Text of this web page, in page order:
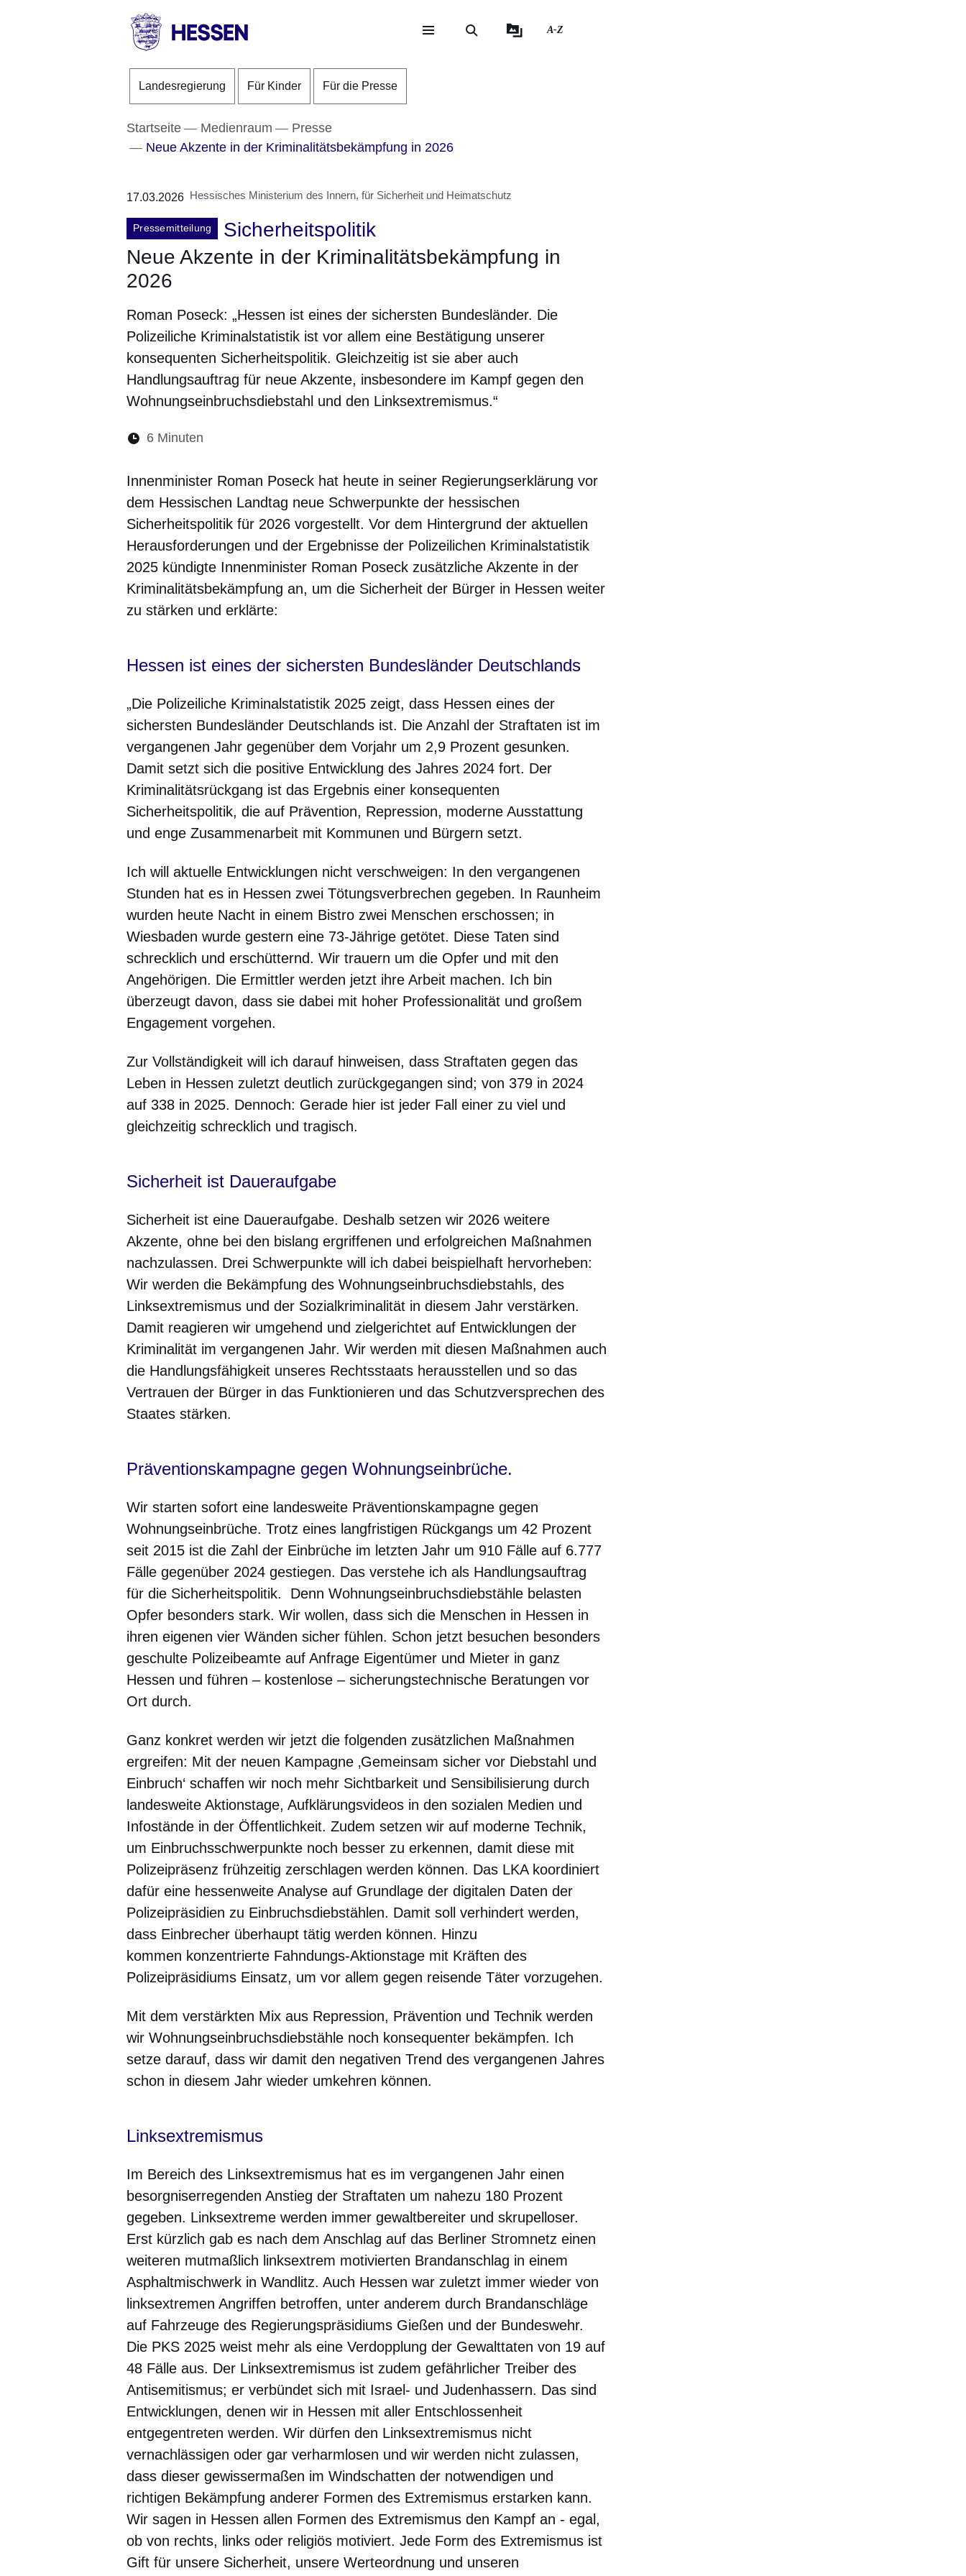
Direkt zum Kopf der Seite
Direkt zum Inhalt
Direkt zum Fuß der Seite
Landesregierung
A-Z
Landesregierung Für Kinder Für die Presse
Startseite Medienraum
Presse
Neue Akzente in der Kriminalitätsbekämpfung in 2026
17.03.2026 Hessisches Ministerium des Innern, für Sicherheit und Heimatschutz
Pressemitteilung
Sicherheitspolitik
Neue Akzente in der Kriminalitätsbekämpfung in
2026
Roman Poseck: „Hessen ist eines der sichersten Bundesländer. Die
Polizeiliche Kriminalstatistik ist vor allem eine Bestätigung unserer
konsequenten Sicherheitspolitik. Gleichzeitig ist sie aber auch
Handlungsauftrag für neue Akzente, insbesondere im Kampf gegen den
Wohnungseinbruchsdiebstahl und den Linksextremismus.“
Lesedauer:
6 Minuten
Innenminister Roman Poseck hat heute in seiner Regierungserklärung vor
dem Hessischen Landtag neue Schwerpunkte der hessischen
Sicherheitspolitik für 2026 vorgestellt. Vor dem Hintergrund der aktuellen
Herausforderungen und der Ergebnisse der Polizeilichen Kriminalstatistik
2025 kündigte Innenminister Roman Poseck zusätzliche Akzente in der
Kriminalitätsbekämpfung an, um die Sicherheit der Bürger in Hessen weiter
zu stärken und erklärte:
Hessen ist eines der sichersten Bundesländer Deutschlands
„Die Polizeiliche Kriminalstatistik 2025 zeigt, dass Hessen eines der
sichersten Bundesländer Deutschlands ist. Die Anzahl der Straftaten ist im
vergangenen Jahr gegenüber dem Vorjahr um 2,9 Prozent gesunken.
Damit setzt sich die positive Entwicklung des Jahres 2024 fort. Der
Kriminalitätsrückgang ist das Ergebnis einer konsequenten
Sicherheitspolitik, die auf Prävention, Repression, moderne Ausstattung
und enge Zusammenarbeit mit Kommunen und Bürgern setzt.
Ich will aktuelle Entwicklungen nicht verschweigen: In den vergangenen
Stunden hat es in Hessen zwei Tötungsverbrechen gegeben. In Raunheim
wurden heute Nacht in einem Bistro zwei Menschen erschossen; in
Wiesbaden wurde gestern eine 73-Jährige getötet. Diese Taten sind
schrecklich und erschütternd. Wir trauern um die Opfer und mit den
Angehörigen. Die Ermittler werden jetzt ihre Arbeit machen. Ich bin
überzeugt davon, dass sie dabei mit hoher Professionalität und großem
Engagement vorgehen.
Zur Vollständigkeit will ich darauf hinweisen, dass Straftaten gegen das
Leben in Hessen zuletzt deutlich zurückgegangen sind; von 379 in 2024
auf 338 in 2025. Dennoch: Gerade hier ist jeder Fall einer zu viel und
gleichzeitig schrecklich und tragisch.
Sicherheit ist Daueraufgabe
Sicherheit ist eine Daueraufgabe. Deshalb setzen wir 2026 weitere
Akzente, ohne bei den bislang ergriffenen und erfolgreichen Maßnahmen
nachzulassen. Drei Schwerpunkte will ich dabei beispielhaft hervorheben:
Wir werden die Bekämpfung des Wohnungseinbruchsdiebstahls, des
Linksextremismus und der Sozialkriminalität in diesem Jahr verstärken.
Damit reagieren wir umgehend und zielgerichtet auf Entwicklungen der
Kriminalität im vergangenen Jahr. Wir werden mit diesen Maßnahmen auch
die Handlungsfähigkeit unseres Rechtsstaats herausstellen und so das
Vertrauen der Bürger in das Funktionieren und das Schutzversprechen des
Staates stärken.
Präventionskampagne gegen Wohnungseinbrüche.
Wir starten sofort eine landesweite Präventionskampagne gegen
Wohnungseinbrüche. Trotz eines langfristigen Rückgangs um 42 Prozent
seit 2015 ist die Zahl der Einbrüche im letzten Jahr um 910 Fälle auf 6.777
Fälle gegenüber 2024 gestiegen. Das verstehe ich als Handlungsauftrag
für die Sicherheitspolitik. Denn Wohnungseinbruchsdiebstähle belasten
Opfer besonders stark. Wir wollen, dass sich die Menschen in Hessen in
ihren eigenen vier Wänden sicher fühlen. Schon jetzt besuchen besonders
geschulte Polizeibeamte auf Anfrage Eigentümer und Mieter in ganz
Hessen und führen – kostenlose – sicherungstechnische Beratungen vor
Ort durch.
Ganz konkret werden wir jetzt die folgenden zusätzlichen Maßnahmen
ergreifen: Mit der neuen Kampagne ‚Gemeinsam sicher vor Diebstahl und
Einbruch‘ schaffen wir noch mehr Sichtbarkeit und Sensibilisierung durch
landesweite Aktionstage, Aufklärungsvideos in den sozialen Medien und
Infostände in der Öffentlichkeit. Zudem setzen wir auf moderne Technik,
um Einbruchsschwerpunkte noch besser zu erkennen, damit diese mit
Polizeipräsenz frühzeitig zerschlagen werden können. Das LKA koordiniert
dafür eine hessenweite Analyse auf Grundlage der digitalen Daten der
Polizeipräsidien zu Einbruchsdiebstählen. Damit soll verhindert werden,
dass Einbrecher überhaupt tätig werden können. Hinzu
kommen konzentrierte Fahndungs-Aktionstage mit Kräften des
Polizeipräsidiums Einsatz, um vor allem gegen reisende Täter vorzugehen.
Mit dem verstärkten Mix aus Repression, Prävention und Technik werden
wir Wohnungseinbruchsdiebstähle noch konsequenter bekämpfen. Ich
setze darauf, dass wir damit den negativen Trend des vergangenen Jahres
schon in diesem Jahr wieder umkehren können.
Linksextremismus
Im Bereich des Linksextremismus hat es im vergangenen Jahr einen
besorgniserregenden Anstieg der Straftaten um nahezu 180 Prozent
gegeben. Linksextreme werden immer gewaltbereiter und skrupelloser.
Erst kürzlich gab es nach dem Anschlag auf das Berliner Stromnetz einen
weiteren mutmaßlich linksextrem motivierten Brandanschlag in einem
Asphaltmischwerk in Wandlitz. Auch Hessen war zuletzt immer wieder von
linksextremen Angriffen betroffen, unter anderem durch Brandanschläge
auf Fahrzeuge des Regierungspräsidiums Gießen und der Bundeswehr.
Die PKS 2025 weist mehr als eine Verdopplung der Gewalttaten von 19 auf
48 Fälle aus. Der Linksextremismus ist zudem gefährlicher Treiber des
Antisemitismus; er verbündet sich mit Israel- und Judenhassern. Das sind
Entwicklungen, denen wir in Hessen mit aller Entschlossenheit
entgegentreten werden. Wir dürfen den Linksextremismus nicht
vernachlässigen oder gar verharmlosen und wir werden nicht zulassen,
dass dieser gewissermaßen im Windschatten der notwendigen und
richtigen Bekämpfung anderer Formen des Extremismus erstarken kann.
Wir sagen in Hessen allen Formen des Extremismus den Kampf an - egal,
ob von rechts, links oder religiös motiviert. Jede Form des Extremismus ist
Gift für unsere Sicherheit, unsere Werteordnung und unseren